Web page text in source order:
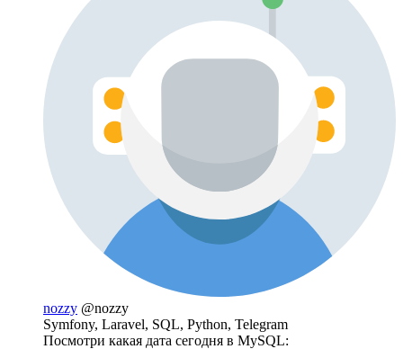
nozzy @nozzy
Symfony, Laravel, SQL, Python, Telegram
Посмотри какая дата сегодня в MySQL: